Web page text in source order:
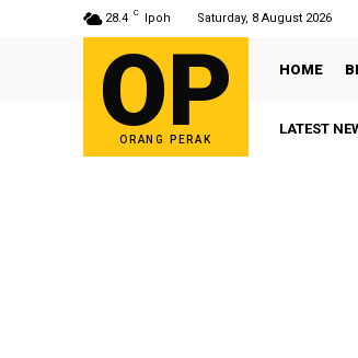
28.4 C Ipoh Saturday, 8 August 2026
OP
ORANG PERAK
HOME
LATEST